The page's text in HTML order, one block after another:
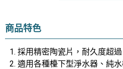
商品特色
採用精密陶瓷片，耐久度超過
適用各種檯下型淨水器、純